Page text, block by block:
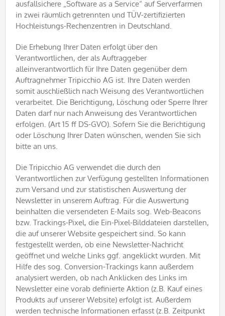
ausfallsichere „Software as a Service“ auf Serverfarmen
in zwei räumlich getrennten und TÜV-zertifizierten
Hochleistungs-Rechenzentren in Deutschland.
Die Erhebung Ihrer Daten erfolgt über den
Verantwortlichen, der als Auftraggeber
alleinverantwortlich für Ihre Daten gegenüber dem
Auftragnehmer Tripicchio AG ist. Ihre Daten werden
somit auschließlich nach Weisung des Verantwortlichen
verarbeitet. Die Berichtigung, Löschung oder Sperre Ihrer
Daten darf nur nach Anweisung des Verantwortlichen
erfolgen. (Art 15 ff DS-GVO). Sofern Sie die Berichtigung
oder Löschung Ihrer Daten wünschen, wenden Sie sich
bitte an uns.
Die Tripicchio AG verwendet die durch den
Verantwortlichen zur Verfügung gestellten Informationen
zum Versand und zur statistischen Auswertung der
Newsletter in unserem Auftrag. Für die Auswertung
beinhalten die versendeten E-Mails sog. Web-Beacons
bzw. Trackings-Pixel, die Ein-Pixel-Bilddateien darstellen,
die auf unserer Website gespeichert sind. So kann
festgestellt werden, ob eine Newsletter-Nachricht
geöffnet und welche Links ggf. angeklickt wurden. Mit
Hilfe des sog. Conversion-Trackings kann außerdem
analysiert werden, ob nach Anklicken des Links im
Newsletter eine vorab definierte Aktion (z.B. Kauf eines
Produkts auf unserer Website) erfolgt ist. Außerdem
werden technische Informationen erfasst (z.B. Zeitpunkt